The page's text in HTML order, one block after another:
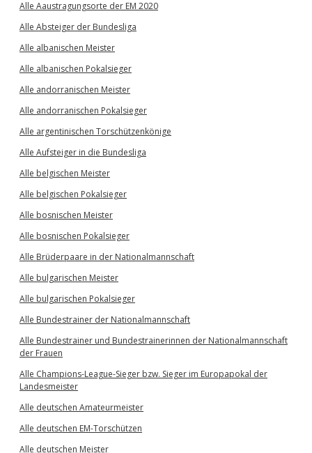
Alle Aaustragungsorte der EM 2020
Alle Absteiger der Bundesliga
Alle albanischen Meister
Alle albanischen Pokalsieger
Alle andorranischen Meister
Alle andorranischen Pokalsieger
Alle argentinischen Torschützenkönige
Alle Aufsteiger in die Bundesliga
Alle belgischen Meister
Alle belgischen Pokalsieger
Alle bosnischen Meister
Alle bosnischen Pokalsieger
Alle Brüderpaare in der Nationalmannschaft
Alle bulgarischen Meister
Alle bulgarischen Pokalsieger
Alle Bundestrainer der Nationalmannschaft
Alle Bundestrainer und Bundestrainerinnen der Nationalmannschaft
der Frauen
Alle Champions-League-Sieger bzw. Sieger im Europapokal der
Landesmeister
Alle deutschen Amateurmeister
Alle deutschen EM-Torschützen
Alle deutschen Meister